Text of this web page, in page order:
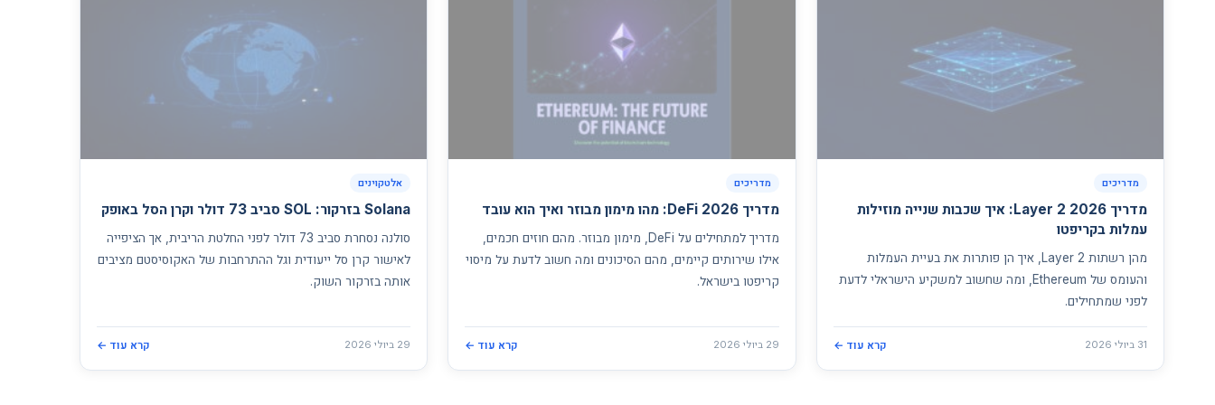
מדריכים
מדריך Layer 2 2026: איך שכבות שנייה מוזילות
עמלות בקריפטו
מהן רשתות Layer 2, איך הן פותרות את בעיית העמלות
והעומס של Ethereum, ומה שחשוב למשקיע הישראלי לדעת
לפני שמתחילים.
31 ביולי 2026 קרא עוד ←
מדריכים
מדריך DeFi 2026: מהו מימון מבוזר ואיך הוא עובד
מדריך למתחילים על DeFi, מימון מבוזר. מהם חוזים חכמים,
אילו שירותים קיימים, מהם הסיכונים ומה חשוב לדעת על מיסוי
קריפטו בישראל.
29 ביולי 2026 קרא עוד ←
אלטקוינים
Solana בזרקור: SOL סביב 73 דולר וקרן הסל באופק
סולנה נסחרת סביב 73 דולר לפני החלטת הריבית, אך הציפייה
לאישור קרן סל ייעודית וגל ההתרחבות של האקוסיסטם מציבים
אותה בזרקור השוק.
29 ביולי 2026 קרא עוד ←